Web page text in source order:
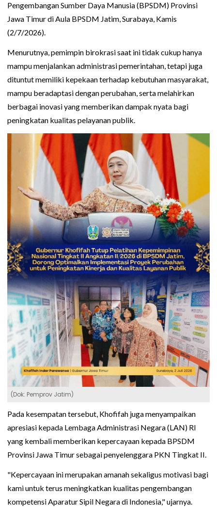
Pengembangan Sumber Daya Manusia (BPSDM) Provinsi
Jawa Timur di Aula BPSDM Jatim, Surabaya, Kamis
(2/7/2026).
Menurutnya, pemimpin birokrasi saat ini tidak cukup hanya
mampu menjalankan administrasi pemerintahan, tetapi juga
dituntut memiliki kepekaan terhadap kebutuhan masyarakat,
mampu beradaptasi dengan perubahan, serta melahirkan
berbagai inovasi yang memberikan dampak nyata bagi
peningkatan kualitas pelayanan publik.
(Dok: Pemprov Jatim)
Pada kesempatan tersebut, Khofifah juga menyampaikan
apresiasi kepada Lembaga Administrasi Negara (LAN) RI
yang kembali memberikan kepercayaan kepada BPSDM
Provinsi Jawa Timur sebagai penyelenggara PKN Tingkat II.
"Kepercayaan ini merupakan amanah sekaligus motivasi bagi
kami untuk terus meningkatkan kualitas pengembangan
kompetensi Aparatur Sipil Negara di Indonesia," ujarnya.